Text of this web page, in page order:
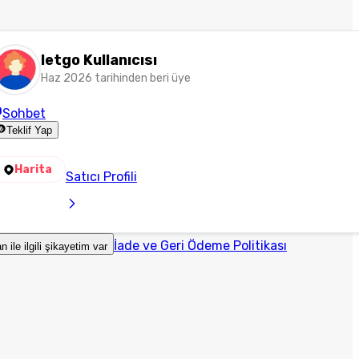
letgo Kullanıcısı
Haz 2026 tarihinden beri üye
Sohbet
Teklif Yap
Harita Satıcı Profili
ile ilgili şikayetim var İade ve Geri Ödeme Politikası